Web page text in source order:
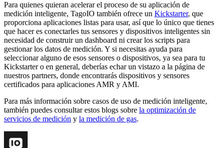
Para quienes quieran acelerar el proceso de su aplicación de
medición inteligente, TagoIO también ofrece un Kickstarter, que
proporciona aplicaciones listas para usar, así que lo único que tienes
que hacer es conectarles tus sensores y dispositivos inteligentes sin
necesidad de construir un dashboard ni crear los scripts para
gestionar los datos de medición. Y si necesitas ayuda para
seleccionar alguno de esos sensores o dispositivos, ya sea para tu
Kickstarter o en general, deberías echar un vistazo a la página de
nuestros partners, donde encontrarás dispositivos y sensores
certificados para aplicaciones AMR y AMI.
Para más información sobre casos de uso de medición inteligente,
también puedes consultar estos blogs sobre la optimización de
servicios de medición y la medición de gas.